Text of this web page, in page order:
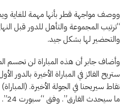
ووصف مواجهة قطر بأنها مهمة للغاية
“ترتيب المجموعة والتأهل للدور قبل
والتحضير لها بشكل جيد.
وأضاف جابر أن هذه المباراة لن تحسم
ستريح الفائز في المباراة الأخيرة بالدور
نقاط سيريحنا في الجولة الأخيرة.
ما سيحدث الفارق”. وفق “سبورت 24”.